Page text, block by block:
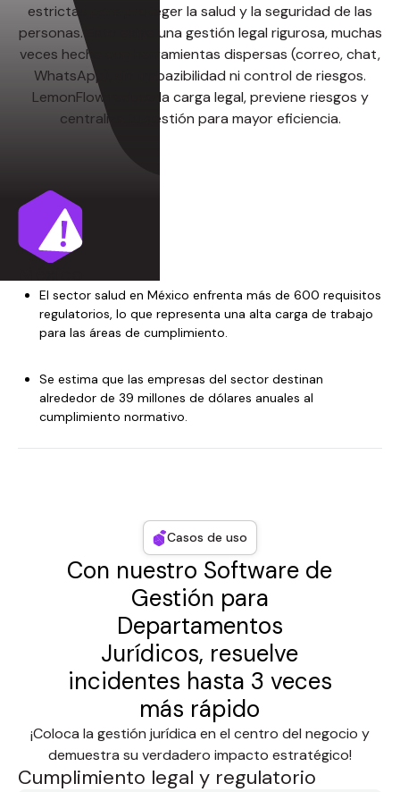
estrictas para proteger la salud y la seguridad de las
personas. Esto exige una gestión legal rigurosa, muchas
veces hecha con herramientas dispersas (correo, chat,
WhatsApp), sin trabazibilidad ni control de riesgos.
LemonFlow reduce la carga legal, previene riesgos y
centraliza tu gestión para mayor eficiencia.
México
El sector salud en México enfrenta más de 600 requisitos
regulatorios, lo que representa una alta carga de trabajo
para las áreas de cumplimiento.
Se estima que las empresas del sector destinan
alrededor de 39 millones de dólares anuales al
cumplimiento normativo.
Casos de uso
Con nuestro Software de
Gestión para
Departamentos
Jurídicos, resuelve
incidentes hasta 3 veces
más rápido
¡Coloca la gestión jurídica en el centro del negocio y
demuestra su verdadero impacto estratégico!
Cumplimiento legal y regulatorio